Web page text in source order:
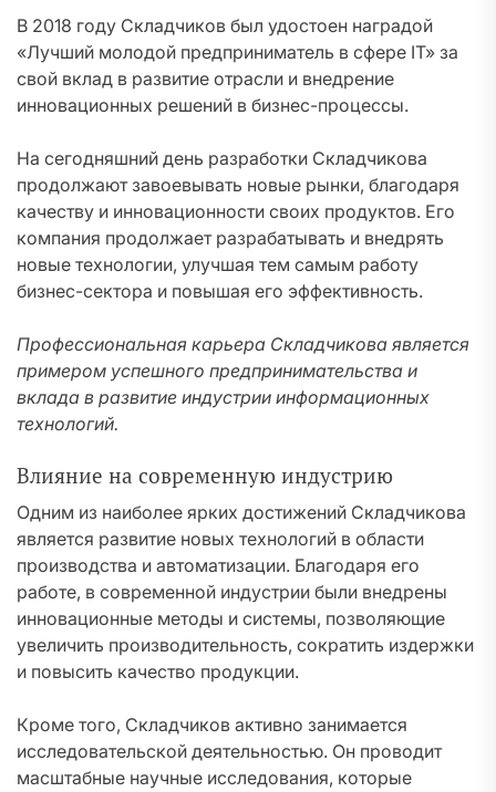
В 2018 году Складчиков был удостоен наградой
«Лучший молодой предприниматель в сфере IT» за
свой вклад в развитие отрасли и внедрение
инновационных решений в бизнес-процессы.
На сегодняшний день разработки Складчикова
продолжают завоевывать новые рынки, благодаря
качеству и инновационности своих продуктов. Его
компания продолжает разрабатывать и внедрять
новые технологии, улучшая тем самым работу
бизнес-сектора и повышая его эффективность.
Профессиональная карьера Складчикова является
примером успешного предпринимательства и
вклада в развитие индустрии информационных
технологий.
Влияние на современную индустрию
Одним из наиболее ярких достижений Складчикова
является развитие новых технологий в области
производства и автоматизации. Благодаря его
работе, в современной индустрии были внедрены
инновационные методы и системы, позволяющие
увеличить производительность, сократить издержки
и повысить качество продукции.
Кроме того, Складчиков активно занимается
исследовательской деятельностью. Он проводит
масштабные научные исследования, которые